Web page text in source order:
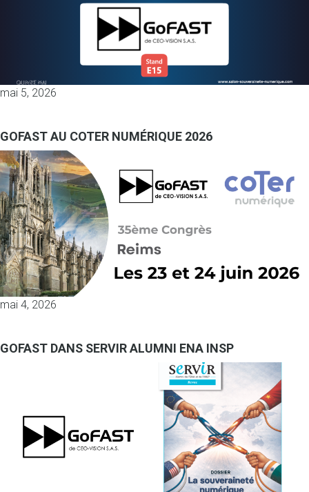
mai 5, 2026
GOFAST AU COTER NUMÉRIQUE 2026
mai 4, 2026
GOFAST DANS SERVIR ALUMNI ENA INSP